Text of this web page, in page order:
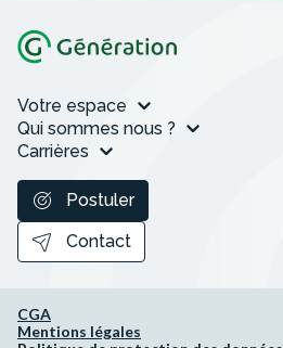
Votre espace
Qui sommes nous ?
Carrières
Postuler
Contact
CGA
Mentions légales